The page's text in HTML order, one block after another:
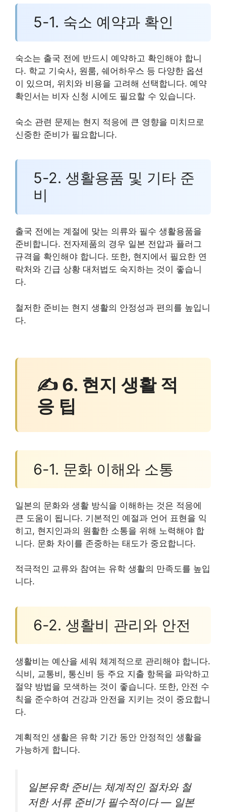
5-1. 숙소 예약과 확인
숙소는 출국 전에 반드시 예약하고 확인해야 합니
다. 학교 기숙사, 원룸, 쉐어하우스 등 다양한 옵션
이 있으며, 위치와 비용을 고려해 선택합니다. 예약
확인서는 비자 신청 시에도 필요할 수 있습니다.
숙소 관련 문제는 현지 적응에 큰 영향을 미치므로
신중한 준비가 필요합니다.
5-2. 생활용품 및 기타 준
비
출국 전에는 계절에 맞는 의류와 필수 생활용품을
준비합니다. 전자제품의 경우 일본 전압과 플러그
규격을 확인해야 합니다. 또한, 현지에서 필요한 연
락처와 긴급 상황 대처법도 숙지하는 것이 좋습니
다.
철저한 준비는 현지 생활의 안정성과 편의를 높입니
다.
✍ 6. 현지 생활 적
응 팁
6-1. 문화 이해와 소통
일본의 문화와 생활 방식을 이해하는 것은 적응에
큰 도움이 됩니다. 기본적인 예절과 언어 표현을 익
히고, 현지인과의 원활한 소통을 위해 노력해야 합
니다. 문화 차이를 존중하는 태도가 중요합니다.
적극적인 교류와 참여는 유학 생활의 만족도를 높입
니다.
6-2. 생활비 관리와 안전
생활비는 예산을 세워 체계적으로 관리해야 합니다.
식비, 교통비, 통신비 등 주요 지출 항목을 파악하고
절약 방법을 모색하는 것이 좋습니다. 또한, 안전 수
칙을 준수하여 건강과 안전을 지키는 것이 중요합니
다.
계획적인 생활은 유학 기간 동안 안정적인 생활을
가능하게 합니다.
일본유학 준비는 체계적인 절차와 철
저한 서류 준비가 필수적이다 — 일본